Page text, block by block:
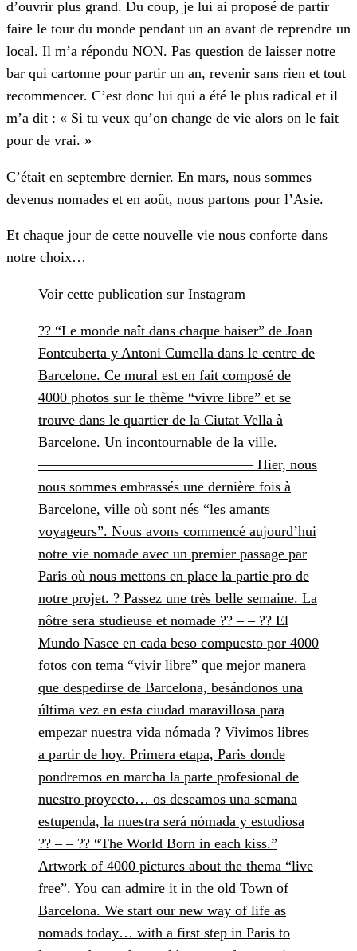
d’ouvrir plus grand. Du coup, je lui ai proposé de partir
faire le tour du monde pendant un an avant de reprendre un
local. Il m’a répondu NON. Pas question de laisser notre
bar qui cartonne pour partir un an, revenir sans rien et tout
recommencer. C’est donc lui qui a été le plus radical et il
m’a dit : « Si tu veux qu’on change de vie alors on le fait
pour de vrai. »
C’était en septembre dernier. En mars, nous sommes
devenus nomades et en août, nous partons pour l’Asie.
Et chaque jour de cette nouvelle vie nous conforte dans
notre choix…
Voir cette publication sur Instagram
?? “Le monde naît dans chaque baiser” de Joan
Fontcuberta y Antoni Cumella dans le centre de
Barcelone. Ce mural est en fait composé de
4000 photos sur le thème “vivre libre” et se
trouve dans le quartier de la Ciutat Vella à
Barcelone. Un incontournable de la ville.
——————————————— Hier, nous
nous sommes embrassés une dernière fois à
Barcelone, ville où sont nés “les amants
voyageurs”. Nous avons commencé aujourd’hui
notre vie nomade avec un premier passage par
Paris où nous mettons en place la partie pro de
notre projet. ? Passez une très belle semaine. La
nôtre sera studieuse et nomade ?? – – ?? El
Mundo Nasce en cada beso compuesto por 4000
fotos con tema “vivir libre” que mejor manera
que despedirse de Barcelona, besándonos una
última vez en esta ciudad maravillosa para
empezar nuestra vida nómada ? Vivimos libres
a partir de hoy. Primera etapa, Paris donde
pondremos en marcha la parte profesional de
nuestro proyecto… os deseamos una semana
estupenda, la nuestra será nómada y estudiosa
?? – – ?? “The World Born in each kiss.”
Artwork of 4000 pictures about the thema “live
free”. You can admire it in the old Town of
Barcelona. We start our new way of life as
nomads today… with a first step in Paris to